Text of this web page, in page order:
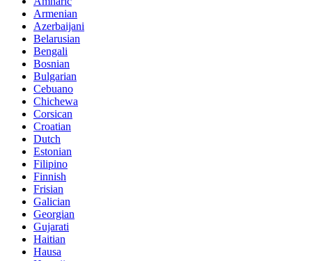
Armenian
Azerbaijani
Belarusian
Bengali
Bosnian
Bulgarian
Cebuano
Chichewa
Corsican
Croatian
Dutch
Estonian
Filipino
Finnish
Frisian
Galician
Georgian
Gujarati
Haitian
Hausa